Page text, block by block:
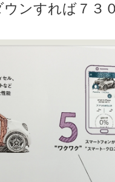
れば７３０ℓ